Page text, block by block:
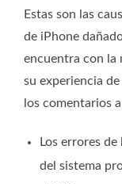
Estas son las
de iPhone
encuentra con la
su experiencia
los comentarios
Los errores
del sistema